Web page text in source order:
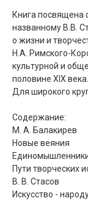
Книга посвящена
названному В.В.
о жизни и
Н.А. Римского-
культурной и
половине XIX века.
Для широкого
Содержание:
М. А. Балакирев
Новые веяния
Пути творческих
В. В. Стасов
Искусство -